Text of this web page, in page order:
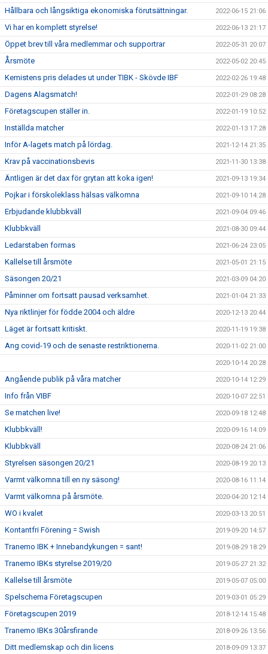
Hållbara och långsiktiga ekonomiska förutsättningar. 2022-06-15 21:06
Vi har en komplett styrelse! 2022-06-13 21:17
Öppet brev till våra medlemmar och supportrar 2022-05-31 20:07
Årsmöte 2022-05-02 20:45
Kemistens pris delades ut under TIBK - Skövde IBF 2022-02-26 19:48
Dagens Alagsmatch! 2022-01-29 08:28
Företagscupen ställer in. 2022-01-19 10:52
Inställda matcher 2022-01-13 17:28
Inför A-lagets match på lördag. 2021-12-14 21:35
Krav på vaccinationsbevis 2021-11-30 13:38
Äntligen är det dax för grytan att koka igen! 2021-09-13 19:34
Pojkar i förskoleklass hälsas välkomna 2021-09-10 14:28
Erbjudande klubbkväll 2021-09-04 09:46
Klubbkväll 2021-08-30 09:44
Ledarstaben formas 2021-06-24 23:05
Kallelse till årsmöte 2021-05-01 21:15
Säsongen 20/21 2021-03-09 04:20
Påminner om fortsatt pausad verksamhet. 2021-01-04 21:33
Nya riktlinjer för födde 2004 och äldre 2020-12-13 20:44
Läget är fortsatt kritiskt. 2020-11-19 19:38
Ang covid-19 och de senaste restriktionerna. 2020-11-02 21:00
2020-10-14 20:28
Angående publik på våra matcher 2020-10-14 12:29
Info från VIBF 2020-10-07 22:51
Se matchen live! 2020-09-18 12:48
Klubbkväll! 2020-09-16 14:09
Klubbkväll 2020-08-24 21:06
Styrelsen säsongen 20/21 2020-08-19 20:13
Varmt välkomna till en ny säsong! 2020-08-16 11:14
Varmt välkomna på årsmöte. 2020-04-20 12:14
WO i kvalet 2020-03-13 20:51
Kontantfri Förening = Swish 2019-09-20 14:57
Tranemo IBK + Innebandykungen = sant! 2019-08-29 18:29
Tranemo IBKs styrelse 2019/20 2019-05-27 21:32
Kallelse till årsmöte 2019-05-07 05:00
Spelschema Företagscupen 2019-03-01 05:29
Företagscupen 2019 2018-12-14 15:48
Tranemo IBKs 30årsfirande 2018-09-26 13:56
Ditt medlemskap och din licens 2018-09-09 13:37